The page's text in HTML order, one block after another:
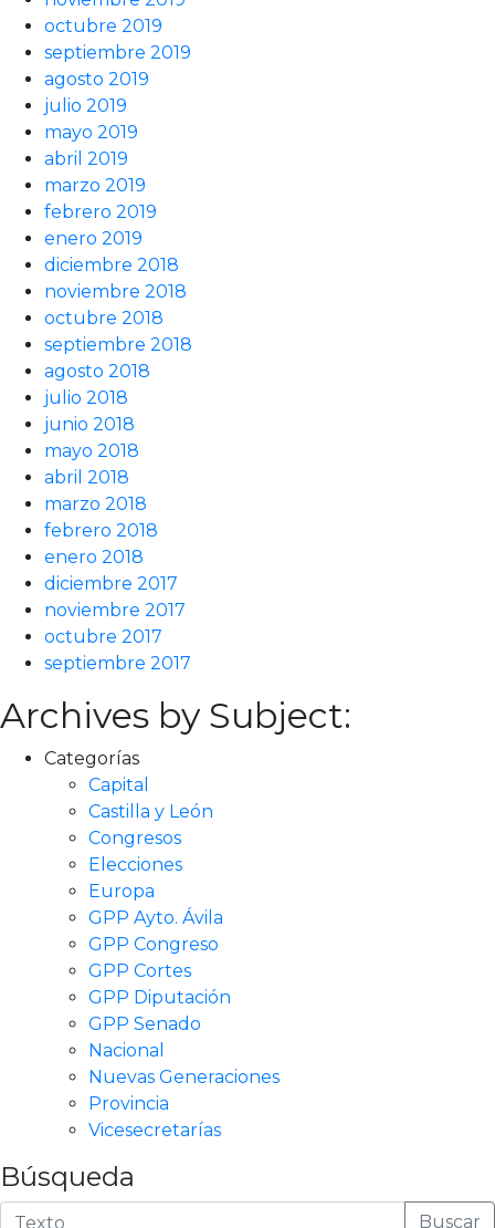
octubre 2019
septiembre 2019
agosto 2019
julio 2019
mayo 2019
abril 2019
marzo 2019
febrero 2019
enero 2019
diciembre 2018
noviembre 2018
octubre 2018
septiembre 2018
agosto 2018
julio 2018
junio 2018
mayo 2018
abril 2018
marzo 2018
febrero 2018
enero 2018
diciembre 2017
noviembre 2017
octubre 2017
septiembre 2017
Archives by Subject:
Categorías
Capital
Castilla y León
Congresos
Elecciones
Europa
GPP Ayto. Ávila
GPP Congreso
GPP Cortes
GPP Diputación
GPP Senado
Nacional
Nuevas Generaciones
Provincia
Vicesecretarías
Búsqueda
Buscar